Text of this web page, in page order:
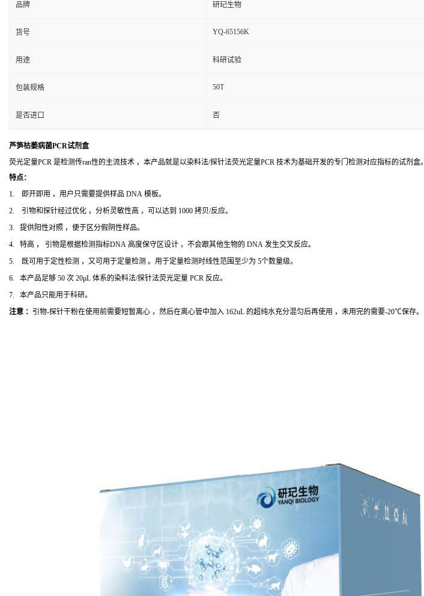
品牌 研玘生物
货号 YQ-65156K
用途 科研试验
包装规格 50T
是否进口 否
芦笋枯萎病菌PCR试剂盒
荧光定量PCR 是检测传ran性的主流技术 ，本产品就是以染料法/探针法荧光定量PCR 技术为基础开发的专门检测对应指标的试剂盒。
特点：
1. 即开即用 ，用户只需要提供样品 DNA 模板。
2. 引物和探针经过优化 ，分析灵敏性高 ，可以达到 1000 拷贝/反应。
3. 提供阳性对照 ，便于区分假阴性样品。
4. 特高 ， 引物是根据检测指标DNA 高度保守区设计 ，不会跟其他生物的 DNA 发生交叉反应。
5. 既可用于定性检测 ，又可用于定量检测 。用于定量检测时线性范围至少为 5个数量级。
6. 本产品足够 50 次 20μL 体系的染料法/探针法荧光定量 PCR 反应。
7. 本产品只能用于科研。
注意 ： 引物-探针干粉在使用前需要短暂离心 ，然后在离心管中加入 162uL 的超纯水充分混匀后再使用 ，未用完的需要-20℃保存。